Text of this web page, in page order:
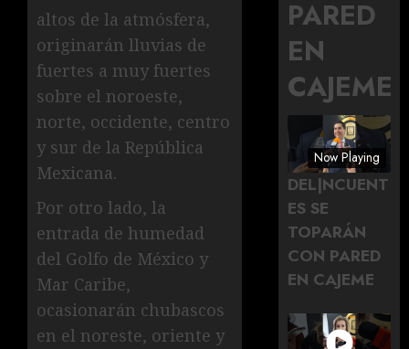
altos de la atmósfera,
originarán lluvias de
fuertes a muy fuertes
sobre el noroeste,
norte, occidente, centro
y sur de la República
Mexicana.
Por otro lado, la
entrada de humedad
del Golfo de México y
Mar Caribe,
ocasionarán chubascos
en el noreste, oriente y
PARED
EN
CAJEME
Now Playing
DEL|NCUENT
ES SE
TOPARÁN
CON PARED
EN CAJEME